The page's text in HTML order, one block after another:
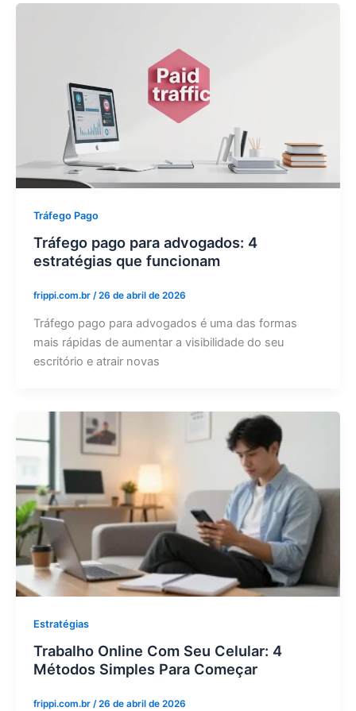
Tráfego Pago
Tráfego pago para advogados: 4
estratégias que funcionam
frippi.com.br /26 de abril de 2026
Tráfego pago para advogados é uma das formas
mais rápidas de aumentar a visibilidade do seu
escritório e atrair novas
Estratégias
Trabalho Online Com Seu Celular: 4
Métodos Simples Para Começar
frippi.com.br /26 de abril de 2026